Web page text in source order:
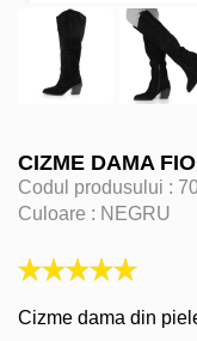
CIZME DAMA
Codul produsului :
Culoare : NEGRU
Cizme dama din